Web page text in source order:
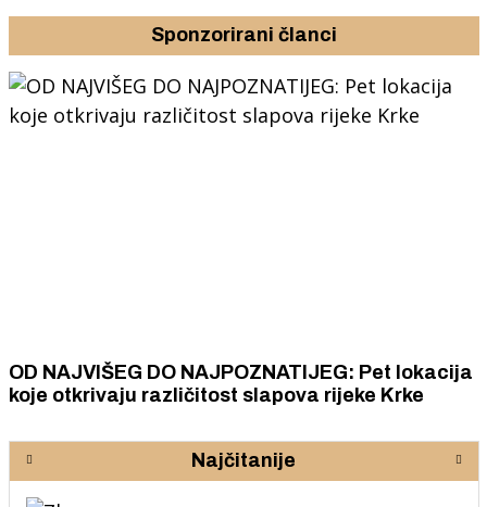
Sponzorirani članci
OD NAJVIŠEG DO NAJPOZNATIJEG: Pet lokacija
koje otkrivaju različitost slapova rijeke Krke
Najčitanije